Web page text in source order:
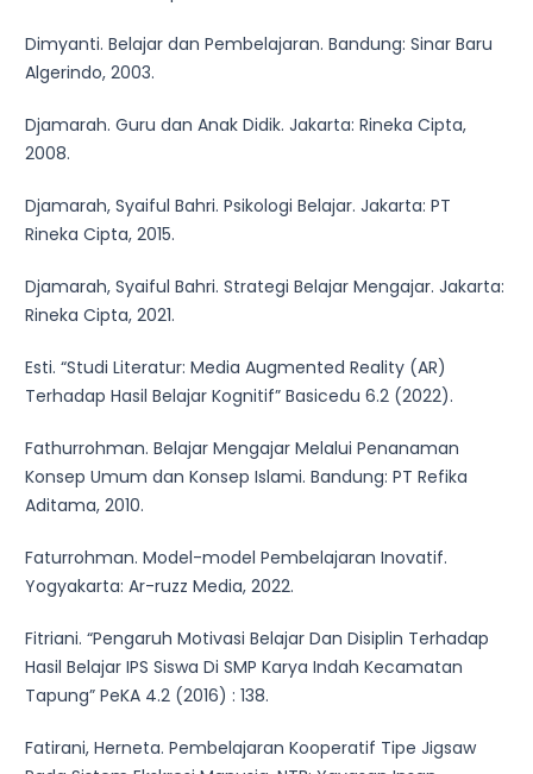
Dimyanti. Belajar dan Pembelajaran. Bandung: Sinar Baru
Algerindo, 2003.
Djamarah. Guru dan Anak Didik. Jakarta: Rineka Cipta,
2008.
Djamarah, Syaiful Bahri. Psikologi Belajar. Jakarta: PT
Rineka Cipta, 2015.
Djamarah, Syaiful Bahri. Strategi Belajar Mengajar. Jakarta:
Rineka Cipta, 2021.
Esti. “Studi Literatur: Media Augmented Reality (AR)
Terhadap Hasil Belajar Kognitif” Basicedu 6.2 (2022).
Fathurrohman. Belajar Mengajar Melalui Penanaman
Konsep Umum dan Konsep Islami. Bandung: PT Refika
Aditama, 2010.
Faturrohman. Model-model Pembelajaran Inovatif.
Yogyakarta: Ar-ruzz Media, 2022.
Fitriani. “Pengaruh Motivasi Belajar Dan Disiplin Terhadap
Hasil Belajar IPS Siswa Di SMP Karya Indah Kecamatan
Tapung” PeKA 4.2 (2016) : 138.
Fatirani, Herneta. Pembelajaran Kooperatif Tipe Jigsaw